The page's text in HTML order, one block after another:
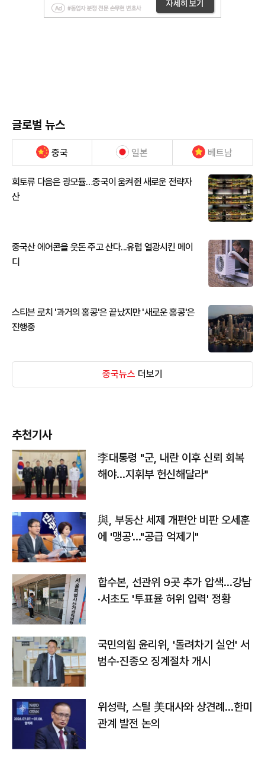
글로벌 뉴스
중국 일본 베트남
희토류 다음은 광모듈…중국이 움켜쥔 새로운 전략자
산
중국산 에어콘을 웃돈 주고 산다...유럽 열광시킨 메이
디
스티븐 로치 '과거의 홍콩'은 끝났지만 '새로운 홍콩'은
진행중
중국뉴스 더보기
추천기사
李대통령 "군, 내란 이후 신뢰 회복
해야…지휘부 헌신해달라"
與, 부동산 세제 개편안 비판 오세훈
에 '맹공'…"공급 억제기"
합수본, 선관위 9곳 추가 압색…강남
·서초도 '투표율 허위 입력' 정황
국민의힘 윤리위, '돌려차기 실언' 서
범수·진종오 징계절차 개시
위성락, 스틸 美대사와 상견례…한미
관계 발전 논의